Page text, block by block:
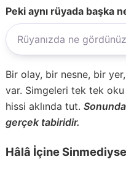
Peki aynı rüyada başka
Bir olay, bir nesne, bir
var. Simgeleri tek tek oku
hissi aklında tut.
gerçek tabiridir.
Hâlâ İçine Sinmediyse